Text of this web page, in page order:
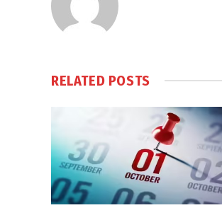
RELATED POSTS